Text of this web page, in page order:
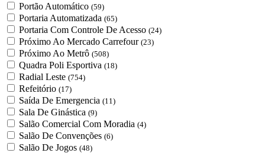
Portão Automático (59)
Portaria Automatizada (65)
Portaria Com Controle De Acesso (24)
Próximo Ao Mercado Carrefour (23)
Próximo Ao Metrô (508)
Quadra Poli Esportiva (18)
Radial Leste (754)
Refeitório (17)
Saída De Emergencia (11)
Sala De Ginástica (9)
Salão Comercial Com Moradia (4)
Salão De Convenções (6)
Salão De Jogos (48)